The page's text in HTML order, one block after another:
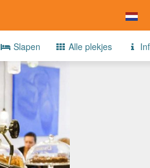
Slapen Alle plekjes